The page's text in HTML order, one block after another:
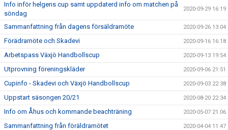
Info inför helgens cup samt uppdaterd info om matchen på
söndag
2020-09-29 16:19
Sammanfattning från dagens försäldramöte 2020-09-26 13:04
Förädramöte och Skadevi 2020-09-16 16:18
Arbetspass Växjö Handbollscup 2020-09-13 19:54
Utprovning föreningskläder 2020-09-06 21:51
Cupinfo - Skadevi och Växjö Handbollscup 2020-09-03 22:38
Uppstart säsongen 20/21 2020-08-20 22:34
Info om Åhus och kommande beachträning 2020-05-07 21:06
Sammanfattning från föräldramötet 2020-04-04 11:47